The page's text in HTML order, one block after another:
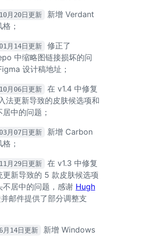
月20日更新
新增 Verdant
；
月14日更新
修正了
中缩略图链接损坏的问
设计稿地址；
月06日更新
在 v1.4 中修复
法更新导致的皮肤候选项和
中的问题；
月07日更新
新增 Carbon
；
月29日更新
在 v1.3 中修复
更新导致的 5 款皮肤候选项
不居中的问题，感谢 Hugh
邮件提供了部分调整支
月14日更新
新增 Windows